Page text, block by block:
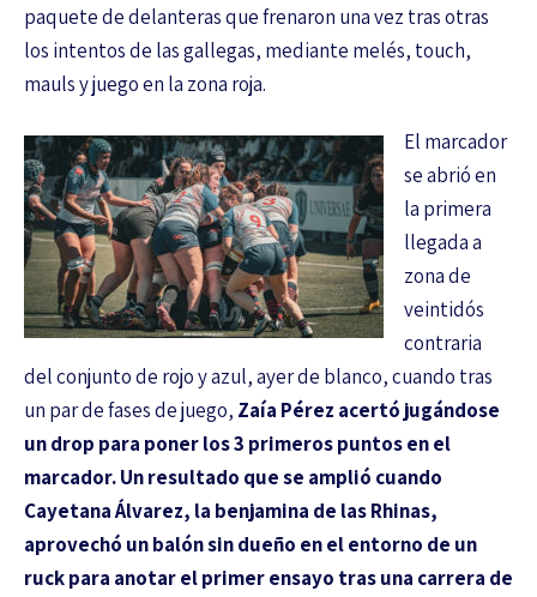
paquete de delanteras que frenaron una vez tras otras
los intentos de las gallegas, mediante melés, touch,
mauls y juego en la zona roja.
El marcador
se abrió en
la primera
llegada a
zona de
veintidós
contraria
del conjunto de rojo y azul, ayer de blanco, cuando tras
un par de fases de juego, Zaía Pérez acertó jugándose
un drop para poner los 3 primeros puntos en el
marcador. Un resultado que se amplió cuando
Cayetana Álvarez, la benjamina de las Rhinas,
aprovechó un balón sin dueño en el entorno de un
ruck para anotar el primer ensayo tras una carrera de